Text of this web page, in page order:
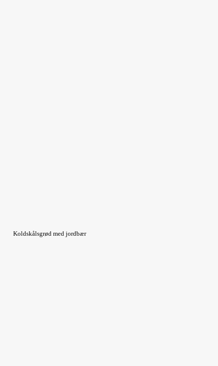
Koldskålsgrød med jordbær